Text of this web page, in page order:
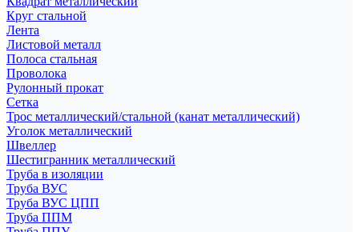
Круг стальной
Лента
Листовой металл
Полоса стальная
Проволока
Рулонный прокат
Сетка
Трос металлический/стальной (канат металлический)
Уголок металлический
Швеллер
Шестигранник металлический
Труба в изоляции
Труба ВУС
Труба ВУС ЦПП
Труба ППМ